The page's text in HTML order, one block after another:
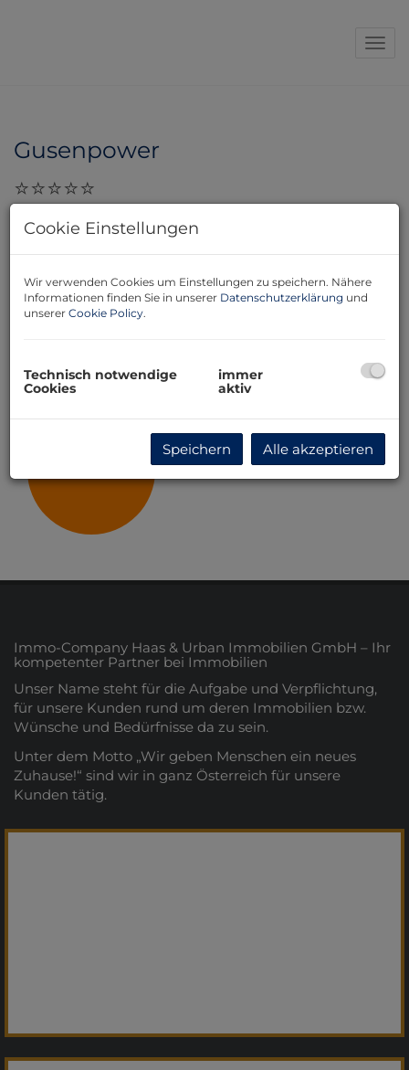
Gusenpower
29.11.2023, 09:33
Sehr geehrte Damen und Herren! Ich habe einen
Maklerin erfolgreich abgewickelt. Ich kann Denise
jedem nur als Herz legen. In Punkto Erreichbarkeit und
Professionalität nicht zu übertreffen. Wenn ich könnte
Immo-Company Haas & Urban Immobilien GmbH – Ihr
kompetenter Partner bei Immobilien
Unser Name steht für die Aufgabe und Verpflichtung,
für unsere Kunden rund um deren Immobilien bzw.
Wünsche und Bedürfnisse da zu sein.
Unter dem Motto „Wir geben Menschen ein neues
Zuhause!“ sind wir in ganz Österreich für unsere
Kunden tätig.
Cookie Einstellungen
Wir verwenden Cookies um Einstellungen zu speichern. Nähere
Informationen finden Sie in unserer Datenschutzerklärung und
unserer Cookie Policy.
Technisch notwendige
Cookies
immer
aktiv
Speichern Alle akzeptieren